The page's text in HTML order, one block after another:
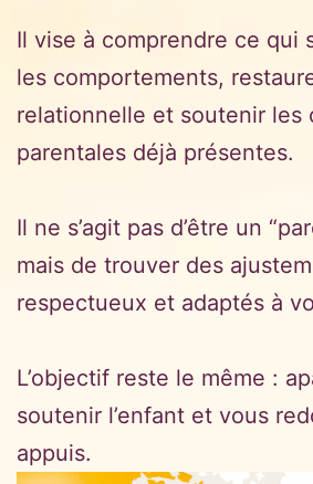
Il vise à comprendre ce qui
les comportements,
relationnelle et soutenir les
parentales déjà présentes.
Il ne s’agit pas d’être un
mais de trouver des
respectueux et adaptés à
L’objectif reste le même :
soutenir l’enfant et vous
appuis.